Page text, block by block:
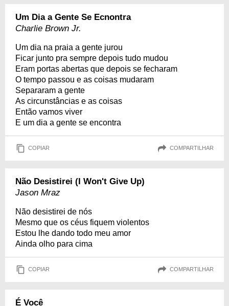
Um Dia a Gente Se Ecnontra
Charlie Brown Jr.
Um dia na praia a gente jurou
Ficar junto pra sempre depois tudo mudou
Eram portas abertas que depois se fecharam
O tempo passou e as coisas mudaram
Separaram a gente
As circunstâncias e as coisas
Então vamos viver
E um dia a gente se encontra
COPIAR COMPARTILHAR
Não Desistirei (I Won't Give Up)
Jason Mraz
Não desistirei de nós
Mesmo que os céus fiquem violentos
Estou lhe dando todo meu amor
Ainda olho para cima
COPIAR COMPARTILHAR
É Você